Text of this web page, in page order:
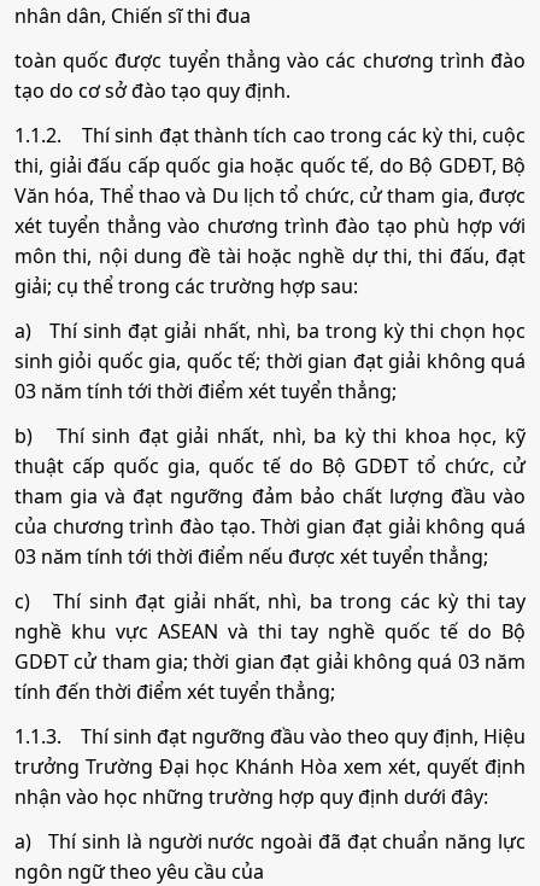
nhân dân, Chiến sĩ thi đua
toàn quốc được tuyển thẳng vào các chương trình đào
tạo do cơ sở đào tạo quy định.
1.1.2.Thí sinh đạt thành tích cao trong các kỳ thi, cuộc
thi, giải đấu cấp quốc gia hoặc quốc tế, do Bộ GDĐT, Bộ
Văn hóa, Thể thao và Du lịch tổ chức, cử tham gia, được
xét tuyển thẳng vào chương trình đào tạo phù hợp với
môn thi, nội dung đề tài hoặc nghề dự thi, thi đấu, đạt
giải; cụ thể trong các trường hợp sau:
a)Thí sinh đạt giải nhất, nhì, ba trong kỳ thi chọn học
sinh giỏi quốc gia, quốc tế; thời gian đạt giải không quá
03 năm tính tới thời điểm xét tuyển thẳng;
b) Thí sinh đạt giải nhất, nhì, ba kỳ thi khoa học, kỹ
thuật cấp quốc gia, quốc tế do Bộ GDĐT tổ chức, cử
tham gia và đạt ngưỡng đảm bảo chất lượng đầu vào
của chương trình đào tạo. Thời gian đạt giải không quá
03 năm tính tới thời điểm nếu được xét tuyển thẳng;
c)Thí sinh đạt giải nhất, nhì, ba trong các kỳ thi tay
nghề khu vực ASEAN và thi tay nghề quốc tế do Bộ
GDĐT cử tham gia; thời gian đạt giải không quá 03 năm
tính đến thời điểm xét tuyển thẳng;
1.1.3. Thí sinh đạt ngưỡng đầu vào theo quy định, Hiệu
trưởng Trường Đại học Khánh Hòa xem xét, quyết định
nhận vào học những trường hợp quy định dưới đây:
a)Thí sinh là người nước ngoài đã đạt chuẩn năng lực
ngôn ngữ theo yêu cầu của